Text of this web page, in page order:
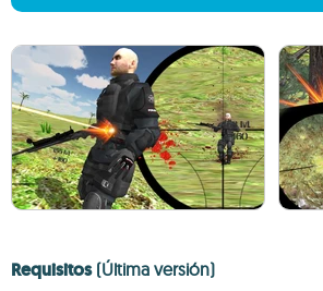
Requisitos (Última versión)